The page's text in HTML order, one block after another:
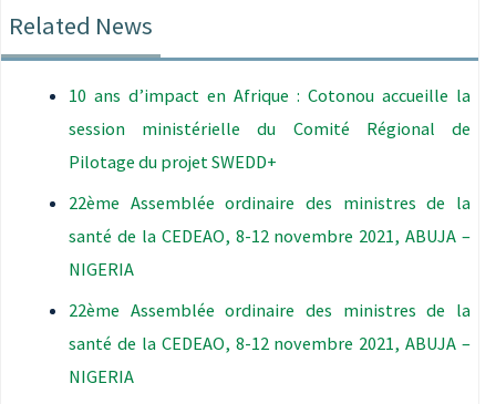
Related News
10 ans d’impact en Afrique : Cotonou accueille la
session ministérielle du Comité Régional de
Pilotage du projet SWEDD+
22ème Assemblée ordinaire des ministres de la
santé de la CEDEAO, 8-12 novembre 2021, ABUJA –
NIGERIA
22ème Assemblée ordinaire des ministres de la
santé de la CEDEAO, 8-12 novembre 2021, ABUJA –
NIGERIA